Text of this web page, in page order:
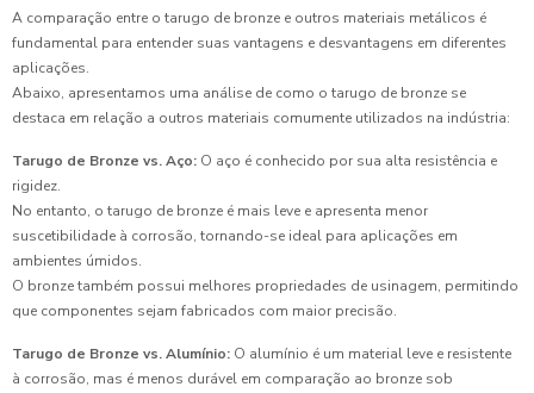
A comparação entre o tarugo de bronze e outros materiais metálicos é
fundamental para entender suas vantagens e desvantagens em diferentes
aplicações.
Abaixo, apresentamos uma análise de como o tarugo de bronze se
destaca em relação a outros materiais comumente utilizados na indústria:
Tarugo de Bronze vs. Aço: O aço é conhecido por sua alta resistência e
rigidez.
No entanto, o tarugo de bronze é mais leve e apresenta menor
suscetibilidade à corrosão, tornando-se ideal para aplicações em
ambientes úmidos.
O bronze também possui melhores propriedades de usinagem, permitindo
que componentes sejam fabricados com maior precisão.
Tarugo de Bronze vs. Alumínio: O alumínio é um material leve e resistente
à corrosão, mas é menos durável em comparação ao bronze sob